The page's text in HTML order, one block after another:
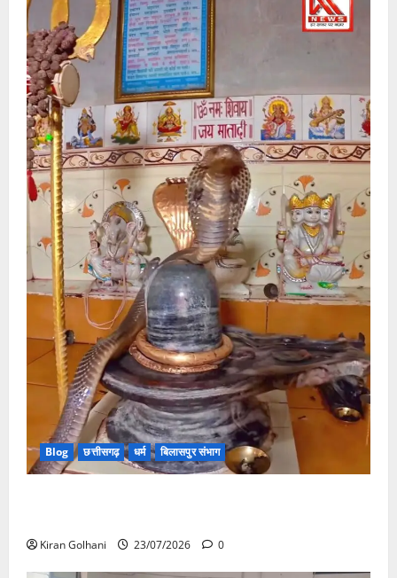
Blog छत्तीसगढ़ धर्म बिलासपुर संभाग
Kiran Golhani 23/07/2026 0